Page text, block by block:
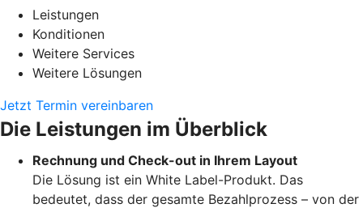
Leistungen
Konditionen
Weitere Services
Weitere Lösungen
Jetzt Termin vereinbaren
Die Leistungen im Überblick
Rechnung und Check-out in Ihrem Layout
Die Lösung ist ein White Label-Produkt. Das
bedeutet, dass der gesamte Bezahlprozess – von der